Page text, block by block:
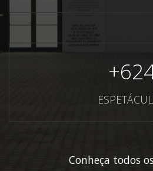
+
Conheça todos